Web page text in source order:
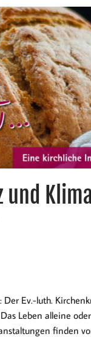
und
Ev.-luth.
Leben alleine
finden